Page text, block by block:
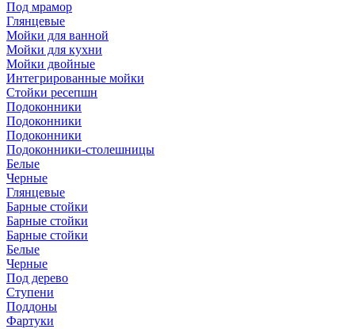
Под мрамор
Глянцевые
Мойки для ванной
Мойки для кухни
Мойки двойные
Интегрированные мойки
Стойки ресепшн
Подоконники
Подоконники
Подоконники
Подоконники-столешницы
Белые
Черные
Глянцевые
Барные стойки
Барные стойки
Барные стойки
Белые
Черные
Под дерево
Ступени
Поддоны
Фартуки